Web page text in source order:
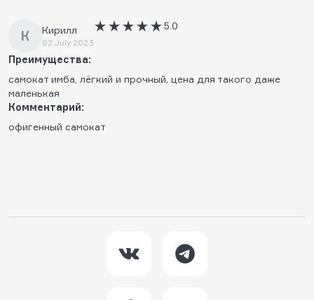
К Кирилл
02 July 2023
5.0
Преимущества:
самокат имба, лёгкий и прочный, цена для такого даже
маленькая
Комментарий:
офигенный самокат